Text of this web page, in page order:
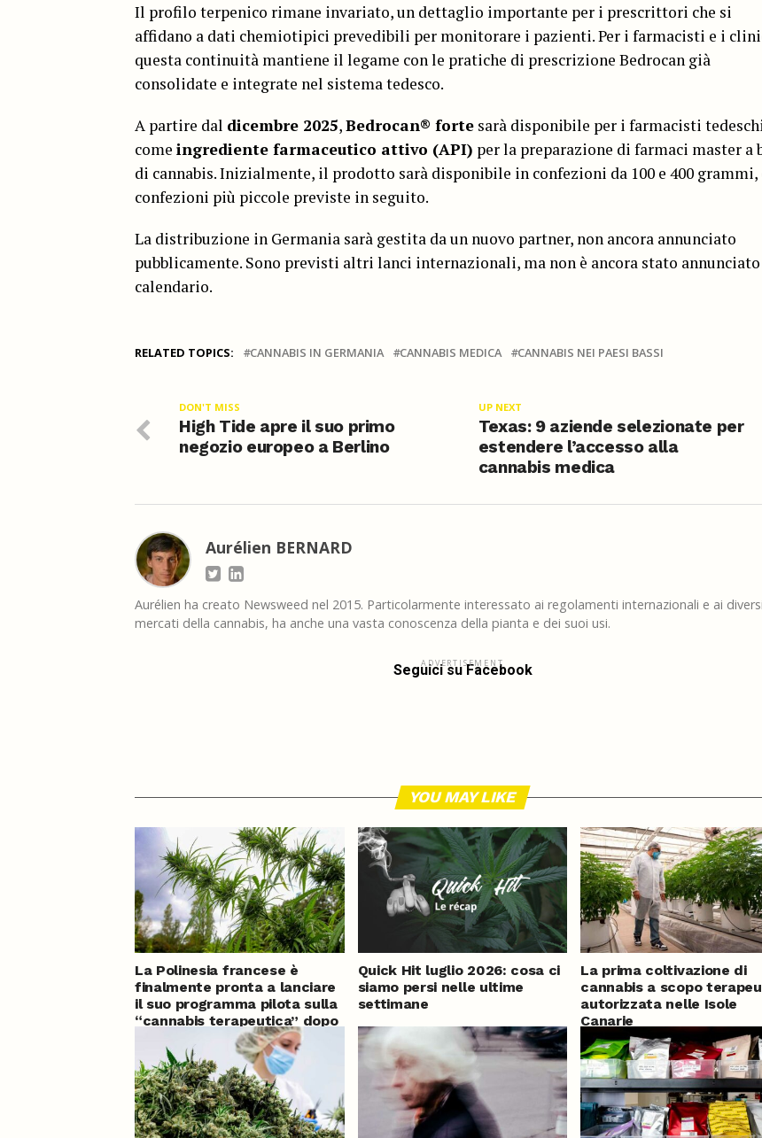
Il profilo terpenico rimane invariato, un dettaglio importante per i prescrittori che si
affidano a dati chemiotipici prevedibili per monitorare i pazienti. Per i farmacisti e i
questa continuità mantiene il legame con le pratiche di prescrizione Bedrocan già
consolidate e integrate nel sistema tedesco.
A partire dal dicembre 2025,Bedrocan® forte sarà disponibile per i farmacisti
come ingrediente farmaceutico attivo (API) per la preparazione di farmaci master a
di cannabis. Inizialmente, il prodotto sarà disponibile in confezioni da 100 e 400 grammi,
confezioni più piccole previste in seguito.
La distribuzione in Germania sarà gestita da un nuovo partner, non ancora annunciato
pubblicamente. Sono previsti altri lanci internazionali, ma non è ancora stato
calendario.
RELATED TOPICS: CANNABIS IN GERMANIA CANNABIS MEDICA CANNABIS NEI PAESI BASSI
UP NEXT
Texas: 9 aziende selezionate per
estendere l’accesso alla
cannabis medica
DON'T MISS
High Tide apre il suo primo
negozio europeo a Berlino
Aurélien BERNARD
Aurélien ha creato Newsweed nel 2015. Particolarmente interessato ai regolamenti internazionali e ai diversi
mercati della cannabis, ha anche una vasta conoscenza della pianta e dei suoi usi.
ADVERTISEMENT
Seguici su Facebook
YOU MAY LIKE
La Polinesia francese è
finalmente pronta a lanciare
il suo programma pilota sulla
“cannabis terapeutica” dopo
mesi di ritardo
Quick Hit luglio 2026: cosa ci
siamo persi nelle ultime
settimane
La prima coltivazione di
cannabis a scopo
autorizzata nelle Isole
Canarie